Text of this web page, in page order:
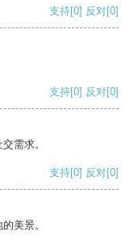
支持[0] 反对[0]
支持[0] 反对[0]
需求。
支持[0] 反对[0]
美景。